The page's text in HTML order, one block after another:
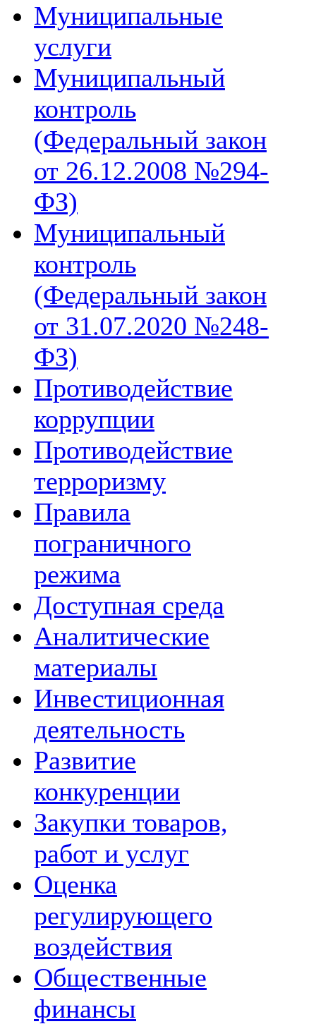
Муниципальные
услуги
Муниципальный
контроль
(Федеральный закон
от 26.12.2008 №294-
ФЗ)
Муниципальный
контроль
(Федеральный закон
от 31.07.2020 №248-
ФЗ)
Противодействие
коррупции
Противодействие
терроризму
Правила
пограничного
режима
Доступная среда
Аналитические
материалы
Инвестиционная
деятельность
Развитие
конкуренции
Закупки товаров,
работ и услуг
Оценка
регулирующего
воздействия
Общественные
финансы